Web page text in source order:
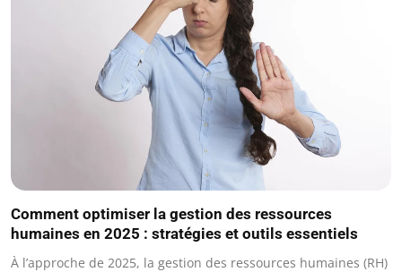
Comment optimiser la gestion des ressources
humaines en 2025 : stratégies et outils essentiels
À l’approche de 2025, la gestion des ressources humaines (RH)